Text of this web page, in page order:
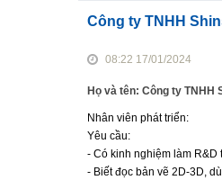
Công ty TNHH
08:22 17/01/2024
Họ và tên: Công ty TNHH
Nhân viên phát triển:
Yêu cầu:
- Có kinh nghiệm làm R&D
- Biết đọc bản vẽ 2D-3D,